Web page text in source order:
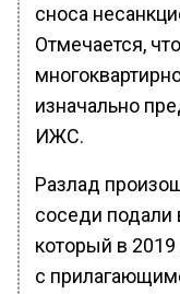
сноса
Отмечается,
изначально
ИЖС.
Разлад
соседи подали
который в
с